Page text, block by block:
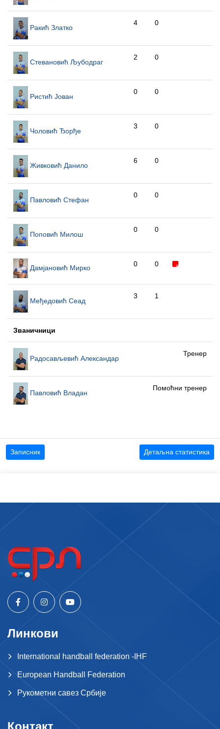
Ракић Златко
4 0
Стевановић Љубодраг
2 0
Ристић Јован
0 0
Чоловић Ђорђе
3 0
Живковић Данило
6 0
Павловић Стефан
0 0
Поповић Милош
0 0
Дамјановић Мирко 0 0
Међедовић Сеад
3 1
Званичници
Радосављевић Александар
Тренер
Павловић Владан
Помоћни тренер
Записник Детаљна статистика
Линкови
International handball federation -IHF
European Handball Federation
Рукометни савез Србије
Контакт